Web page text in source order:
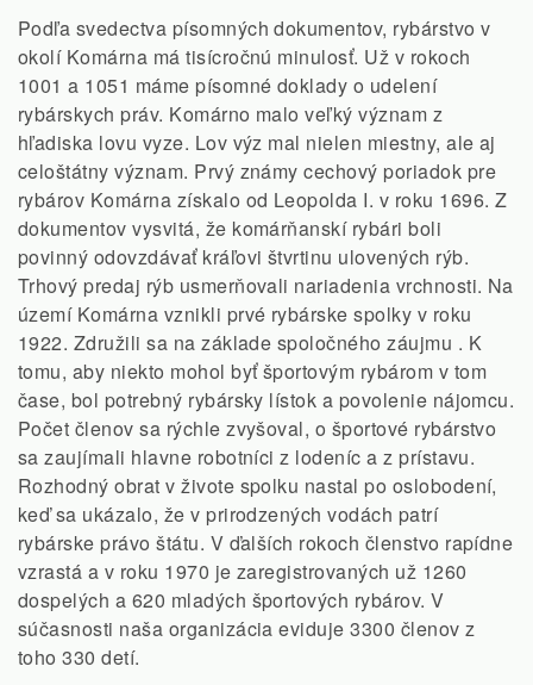
Podľa svedectva písomných dokumentov, rybárstvo v
okolí Komárna má tisícročnú minulosť. Už v rokoch
1001 a 1051 máme písomné doklady o udelení
rybárskych práv. Komárno malo veľký význam z
hľadiska lovu vyze. Lov výz mal nielen miestny, ale aj
celoštátny význam. Prvý známy cechový poriadok pre
rybárov Komárna získalo od Leopolda I. v roku 1696. Z
dokumentov vysvitá, že komárňanskí rybári boli
povinný odovzdávať kráľovi štvrtinu ulovených rýb.
Trhový predaj rýb usmerňovali nariadenia vrchnosti. Na
území Komárna vznikli prvé rybárske spolky v roku
1922. Združili sa na základe spoločného záujmu . K
tomu, aby niekto mohol byť športovým rybárom v tom
čase, bol potrebný rybársky lístok a povolenie nájomcu.
Počet členov sa rýchle zvyšoval, o športové rybárstvo
sa zaujímali hlavne robotníci z lodeníc a z prístavu.
Rozhodný obrat v živote spolku nastal po oslobodení,
keď sa ukázalo, že v prirodzených vodách patrí
rybárske právo štátu. V ďalších rokoch členstvo rapídne
vzrastá a v roku 1970 je zaregistrovaných už 1260
dospelých a 620 mladých športových rybárov. V
súčasnosti naša organizácia eviduje 3300 členov z
toho 330 detí.